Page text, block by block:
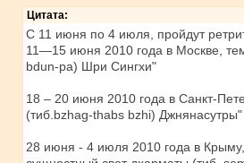
Цитата:
С 11 июня по 4 июля, пройдут
11—15 июня 2010 года в Москве,
bdun-pa) Шри Сингхи"
18 – 20 июня 2010 года в Санкт-
(тиб.bzhag-thabs bzhi) Джнянасутры"
28 июня - 4 июля 2010 года в